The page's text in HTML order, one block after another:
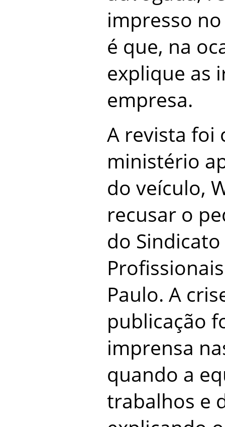
impresso
é que, na
explique as
empresa.
A revista foi
ministério
do veículo,
recusar o
do
Paulo. A
publicação
imprensa
quando a
trabalhos e